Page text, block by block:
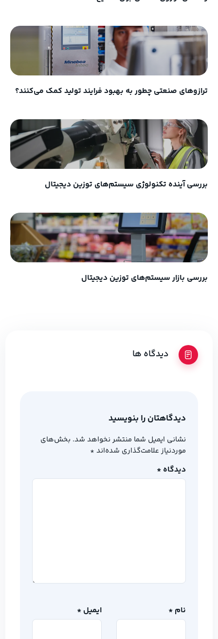
ترازوهای صنعتی چطور به بهبود فرایند تولید کمک می‌کنند؟
بررسی آینده تکنولوژی سیستم‌های توزین دیجیتال
بررسی بازار سیستم‌های توزین دیجیتال
دیدگاه ها
دیدگاهتان را بنویسید
نشانی ایمیل شما منتشر نخواهد شد. بخش‌های
موردنیاز علامت‌گذاری شده‌اند *
دیدگاه*
نام* ایمیل *